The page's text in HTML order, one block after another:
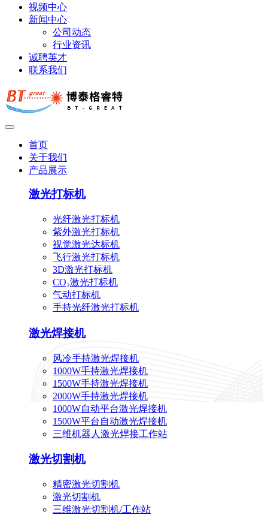
视频中心
新闻中心
公司动态
行业资讯
诚聘英才
联系我们
首页
关于我们
产品展示
激光打标机
光纤激光打标机
紫外激光打标机
视觉激光达标机
飞行激光打标机
3D激光打标机
CO₂激光打标机
气动打标机
手持光纤激光打标机
激光焊接机
风冷手持激光焊接机
1000W手持激光焊接机
1500W手持激光焊接机
2000W手持激光焊接机
1000W自动平台激光焊接机
1500W平台自动激光焊接机
三维机器人激光焊接工作站
激光切割机
精密激光切割机
激光切割机
三维激光切割机/工作站